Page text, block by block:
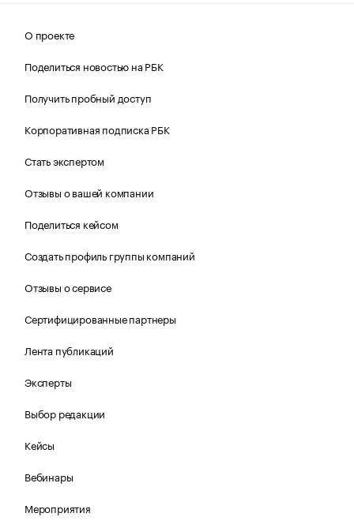
О проекте
Поделиться новостью на РБК
Получить пробный доступ
Корпоративная подписка РБК
Стать экспертом
Отзывы о вашей компании
Поделиться кейсом
Создать профиль группы компаний
Отзывы о сервисе
Сертифицированные партнеры
Лента публикаций
Эксперты
Выбор редакции
Кейсы
Вебинары
Мероприятия